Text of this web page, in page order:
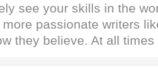
see your skills in the
passionate writers
they believe. At all